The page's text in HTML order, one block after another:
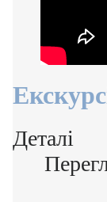
Деталі